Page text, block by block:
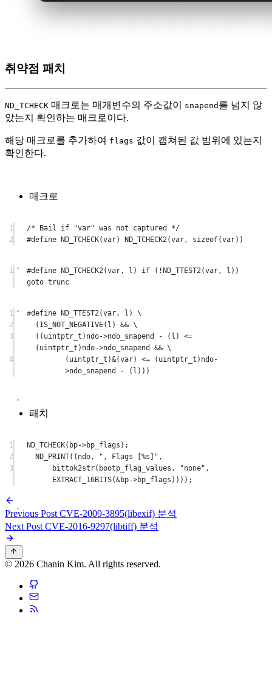
취약점 패치
ND_TCHECK 매크로는 매개변수의 주소값이 snapend 를 넘지 않
았는지 확인하는 매크로이다.
해당 매크로를 추가하여 flags 값이 캡쳐된 값 범위에 있는지
확인한다.
매크로
1
/* Bail if "var" was not captured */
2
#define ND_TCHECK(var) ND_TCHECK2(var, sizeof(var))
1 #define ND_TCHECK2(var, l ) if ( !ND_TTEST2
goto trunc
1 #define ND_TTEST2(var, l ) \
2
( IS_NOT_NEGATIVE(l) && \
3
(( uintptr_t )ndo->ndo_snapend - (l) <=
( uintptr_t )ndo->ndo_snapend && \
4
( uintptr_t )&(var) <= ( uintptr_t )ndo-
>ndo_snapend
- (l)))
패치
1 ND_TCHECK(bp->bp_flags );
2
ND_PRINT((ndo, ", Flags [%s ]" ,
3
bittok2str(bootp_flag_values, "none"
EXTRACT_16BITS(&bp->bp_flags ))));
Previous Post CVE-2009-3895(libexif) 분석
Next Post CVE-2016-9297(libtiff) 분석
© 2026 Chanin Kim. All rights reserved.